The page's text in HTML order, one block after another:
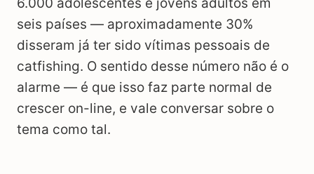
seis países — aproximadamente 30%
disseram já ter sido vítimas pessoais de
catfishing. O sentido desse número não é o
alarme — é que isso faz parte normal de
crescer on-line, e vale conversar sobre o
tema como tal.